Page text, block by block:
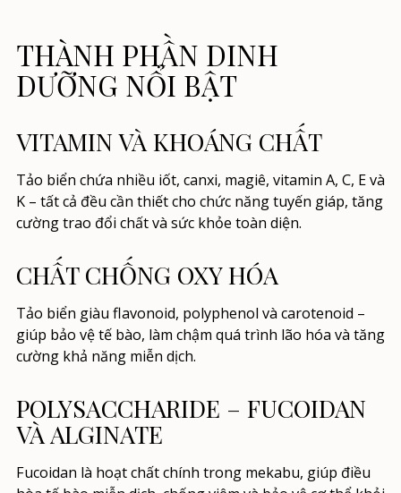
THÀNH PHẦN DINH
DƯỠNG NỔI BẬT
VITAMIN VÀ KHOÁNG CHẤT
Tảo biển chứa nhiều iốt, canxi, magiê, vitamin A, C, E và
K – tất cả đều cần thiết cho chức năng tuyến giáp, tăng
cường trao đổi chất và sức khỏe toàn diện.
CHẤT CHỐNG OXY HÓA
Tảo biển giàu flavonoid, polyphenol và carotenoid –
giúp bảo vệ tế bào, làm chậm quá trình lão hóa và tăng
cường khả năng miễn dịch.
POLYSACCHARIDE – FUCOIDAN
VÀ ALGINATE
Fucoidan là hoạt chất chính trong mekabu, giúp điều